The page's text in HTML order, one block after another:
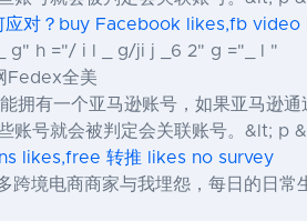
应对？buy Facebook likes,fb video
g" h ="/ i l _ g/ji j _6 2" g ="_ l "
Fedex全美
拥有一个亚马逊账号，如果亚马逊
账号就会被判定会关联账号。&lt; p
likes,free 转推 likes no survey
电商商家与我埋怨，每日的日常